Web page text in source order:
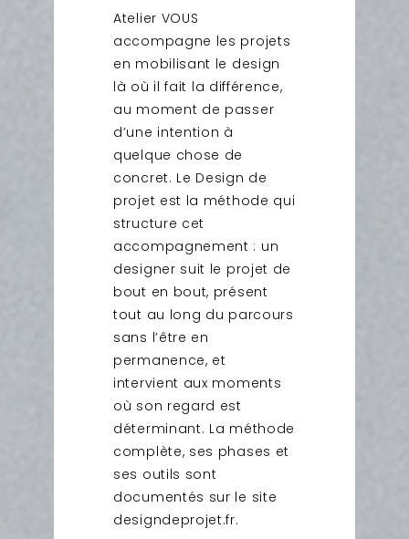
Atelier VOUS
accompagne les projets
en mobilisant le design
là où il fait la différence,
au moment de passer
d’une intention à
quelque chose de
concret. Le Design de
projet est la méthode qui
structure cet
accompagnement : un
designer suit le projet de
bout en bout, présent
tout au long du parcours
sans l’être en
permanence, et
intervient aux moments
où son regard est
déterminant. La méthode
complète, ses phases et
ses outils sont
documentés sur le site
designdeprojet.fr.